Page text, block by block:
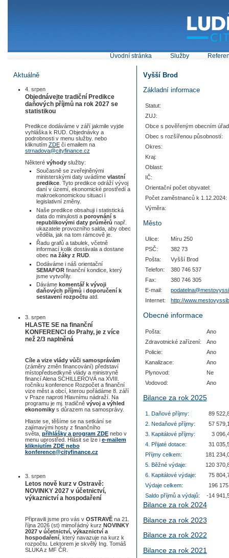
Úvodní stránka Služby
Aktuálně
4. srpen
Objednávejte tradiční Predikce
daňových příjmů na rok 2027 se
statistikou
Predikce dodáváme v září jakmile vyjde
vyhláška k RUD. Objednávky a
podrobnosti v menu služby. nebo
kliknutím ZDEči emailem na
strnadova@cityfinance.cz
Některé výhodyslužby:
Současně se zveřejněnými
ministerskými daty uvádíme vlastní
predikce. Tyto predikce odráží vývoj
daní v území, ekonomické prostředí a
makroekonomickou situaci i
legislativní změny.
Naše predikce obsahuji i statistická
data do minulosti a porovnání s
republikovými daty průměrů např.
ukazatele provozního salda, aby obec
věděla, jak na tom rámcově je.
Řadu grafů a tabulek, včetně
informací kolik dostávala a dostane
obec na žáky z RUD.
Dodáváme i náš orientační
SEMAFORfinanční kondice, který
jsme vytvořily.
Dáváme komentář k vývoji
daňových příjmů i doporučení k
sestavení rozpočtu atd.
3. srpen
HLASTE SE na finanční
KONFERENCI do Prahy, je z více
než 2/3 naplněná
Cíle a vize vlády vůči samosprávám
(záměry změn financování) představí
místopředsedkyně vlády a ministryně
financí Alena SCHILLEROVÁ na XVIII.
ročníku konference Rozpočet a finanční
vize měst a obcí, kterou pořádáme 8. září
v Praze naproti Hlavnímu nádraží. Na
programu je mj. tradičněvývoj a výhled
ekonomikys důrazem na samosprávy.
Hlaste se, těšíme se na setkání se
zajímavými hosty z finančního
světa, přihlášky a program ZDEnebo v
menu uprostřed. Hlásit se lze i e-mailem
klikniutím ZDE nebo
konference@cityfinance.cz
3. srpen
Letos nově kurz v Ostravě:
NOVINKY 2027 v účetnictví,
výkaznictví a hospodaření
Připravili jsme pro vás v OSTRAVĚna 21.
října 2026 (st) mimořádný kurz NOVINKY
2027 v účetnictví, výkaznictví a
hospodaření, který navazuje na kurz k
rozpočtu. Lektorem je skvělý Ing. Tomáš
SLUKA z MF ČR.
Vyšší Brod
Základní informace
Statut:
ZUJ:
Obce s pověřeným obecním
Obec s rozšířenou působností:
Okres:
Kraj:
Oblast:
IČ:
Orientační počet obyvatel:
Počet zaměstnanců k 1.12.2024:
Výměra:
Město
Ulice:
Míru 250
PSČ:
382 73
Pošta:
Vyšší Brod
Telefon:
380 746 537
Fax:
380 746 305
E-mail:
Internet:
http://
Obecné informace
Pošta:
Ano
Zdravotnické zařízení:
Ano
Policie:
Ano
Kanalizace:
Ano
Plynovod:
Ne
Vodovod:
Ano
Bilance za rok 2025
1. Daňové příjmy:
89
2. Nedaňové příjmy:
57
3. Kapitálové příjmy:
3
4. Přijaté dotace:
31
Příjmy celkem:
181
5. Běžné výdaje:
120
6. Kapitálové výdaje:
75
Výdaje celkem:
196
Saldo příjmů a výdajů:
-14
Bilance za rok 2024
Bilance za rok 2023
Bilance za rok 2022
Bilance za rok 2021